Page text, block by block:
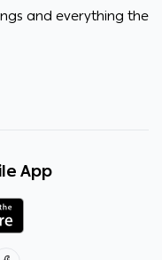
and everything the
App